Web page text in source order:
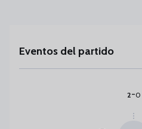
Eventos del partido
2-0